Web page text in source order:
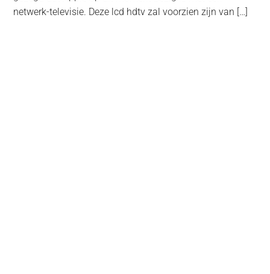
netwerk-televisie. Deze lcd hdtv zal voorzien zijn van […]